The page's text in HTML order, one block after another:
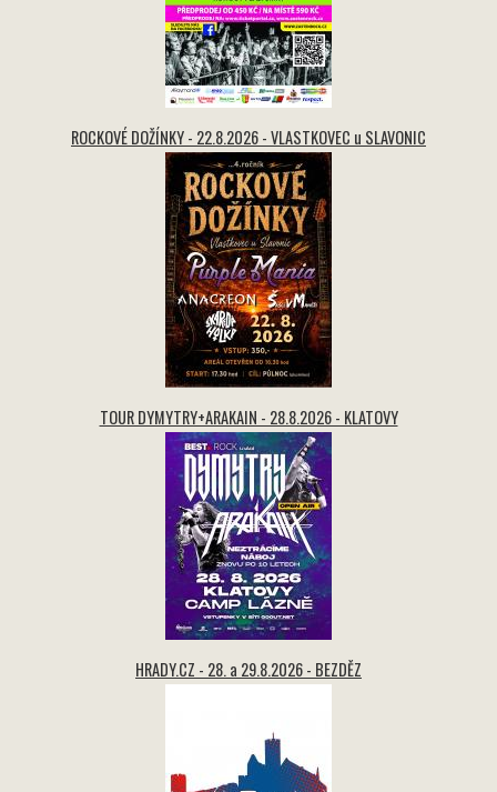
ROCKOVÉ DOŽÍNKY - 22.8.2026 - VLASTKOVEC u SLAVONIC
TOUR DYMYTRY+ARAKAIN - 28.8.2026 - KLATOVY
HRADY.CZ - 28. a 29.8.2026 - BEZDĚZ